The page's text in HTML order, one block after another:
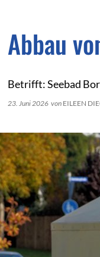
Abbau
Betrifft: Seebad
23. Juni 2026 von EILEEN